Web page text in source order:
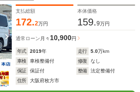
エントリー 盗難防止システム ワ
ナーセンサー
支払総額
172.2万円
本体価格
159.9万円
通常ローン 月々 10,900円
年式 2019年 走行 5.0万km
車検
車検整備付 修復
なし
保証
保証付 整備
法定整備付
住所
大阪府枚方市